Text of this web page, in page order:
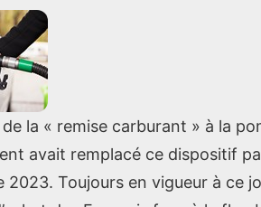
la « remise carburant » à la
avait remplacé ce dispositif
2023. Toujours en vigueur à ce